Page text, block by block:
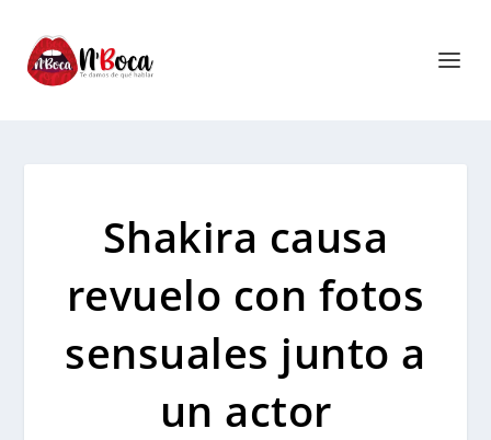
Shakira causa
revuelo con fotos
sensuales junto a
un actor